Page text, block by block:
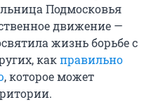
Подмосковья
движение —
жизнь борьбе с
какправильно
, которое может